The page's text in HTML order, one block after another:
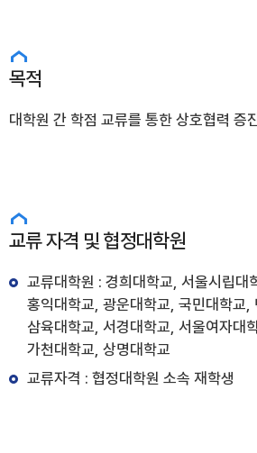
목적
대학원 간 학점 교류를 통한 상호협력 증
교류 자격 및 협정대학원
교류대학원 : 경희대학교, 서울시립대
홍익대학교, 광운대학교, 국민대학교,
삼육대학교, 서경대학교, 서울여자대
가천대학교, 상명대학교
교류자격 : 협정대학원 소속 재학생